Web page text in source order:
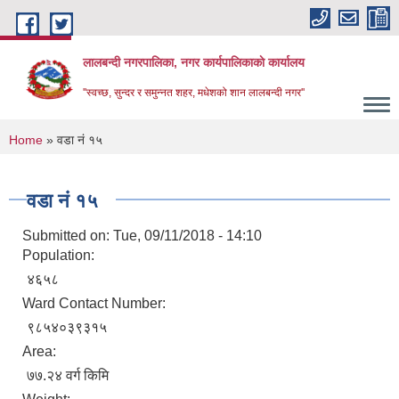
Skip to main content
लालबन्दी नगरपालिका, नगर कार्यपालिकाकाे कार्यालय
''स्वच्छ, सुन्दर र समुन्नत शहर, मधेशको शान लालबन्दी नगर''
You are here
Home » वडा नं १५
वडा नं १५
Submitted on: Tue, 09/11/2018 - 14:10
Population:
४६५८
Ward Contact Number:
९८५४०३९३१५
Area:
७७.२४ वर्ग किमि